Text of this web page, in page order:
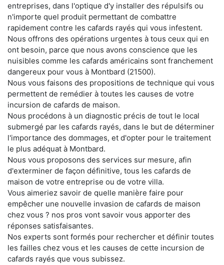
entreprises, dans l'optique d'y installer des répulsifs ou
n'importe quel produit permettant de combattre
rapidement contre les cafards rayés qui vous infestent.
Nous offrons des opérations urgentes à tous ceux qui en
ont besoin, parce que nous avons conscience que les
nuisibles comme les cafards américains sont franchement
dangereux pour vous à Montbard (21500).
Nous vous faisons des propositions de technique qui vous
permettent de remédier à toutes les causes de votre
incursion de cafards de maison.
Nous procédons à un diagnostic précis de tout le local
submergé par les cafards rayés, dans le but de déterminer
l'importance des dommages, et d'opter pour le traitement
le plus adéquat à Montbard.
Nous vous proposons des services sur mesure, afin
d'exterminer de façon définitive, tous les cafards de
maison de votre entreprise ou de votre villa.
Vous aimeriez savoir de quelle manière faire pour
empêcher une nouvelle invasion de cafards de maison
chez vous ? nos pros vont savoir vous apporter des
réponses satisfaisantes.
Nos experts sont formés pour rechercher et définir toutes
les failles chez vous et les causes de cette incursion de
cafards rayés que vous subissez.